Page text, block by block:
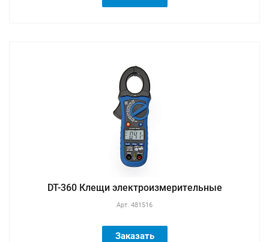
DT-360 Клещи электроизмерительные
Арт. 481516
Заказать